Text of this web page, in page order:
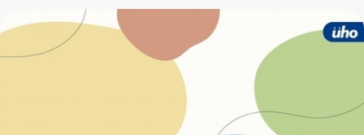
體內的鐵質狀況。TIBC是表現「載運鐵質的蛋白質」有多少的數
值；只要TIBC的數值有上升的現象，便可推斷為缺鐵。基於以上所
述，臨床上我都是以血清鐵、鐵蛋白、TIBC、發炎反應、肝臟的數
值等，來進行綜合性判斷。先做身體檢查，確認是否有缺鐵問題在
此建議無法戒斷糖質的人，可先到醫院安排身體檢查，確認是否有
缺鐵的現象。現代人常有鐵質缺乏的問題，尤其女性（較容易有貧
定，並且不會想要對他人撒嬌、想要得到愛」，這是寇哈特對人的
觀點。我想擅長依賴他人，該撒嬌時就盡情撒嬌的人，並非是不在
乎對象是誰都跑去撒嬌，反而是非常重視他人。為了可以和善待
人，自己的內心必須先安定下來。這樣一來，你如果想要和善待
人，就沒有閒暇去輕視自己。接下來，如果被誰依賴時，就聽聽他
的心事吧。「好的撒嬌」和「過度撒嬌」的界線那麼，好的撒嬌和
麼樣都睡不著。而這多年來飽受失眠之苦的她，不但影響白天的工
作效率，還容易亂發脾氣，更嚴重影響生活，她總是在身體不適看
醫生時，請醫生順便開安眠藥，卻不知不覺養成依賴性，越吃越
多，直到後來醫師改用血清素調節劑來治療，幫助她穩定情緒、放
鬆腦細胞，且對使用者而言，也無需擔憂會產生依賴性，目前李女
士已逐漸擺脫需依賴安眠藥助睡。對症下藥 才能獲得好眠隨著台